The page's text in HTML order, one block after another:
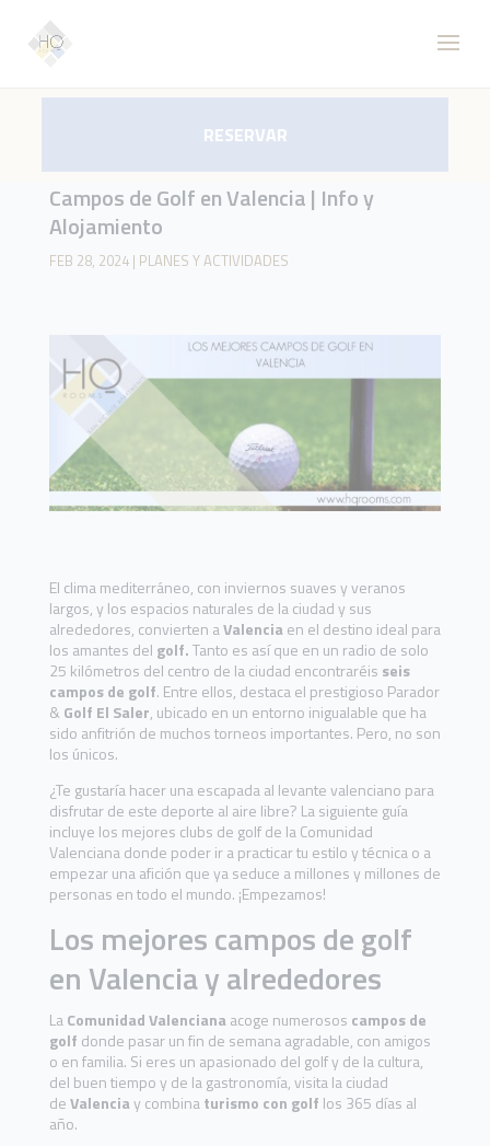
Campos de Golf en Valencia | Info y
Alojamiento
FEB 28, 2024| PLANES Y ACTIVIDADES
El clima mediterráneo, con inviernos suaves y veranos
largos, y los espacios naturales de la ciudad y sus
alrededores, convierten aValenciaen el destino ideal para
los amantes del golf.Tanto es así que en un radio de solo
25 kilómetros del centro de la ciudad encontraréis seis
campos de golf. Entre ellos, destaca el prestigioso Parador
&Golf El Saler, ubicado en un entorno inigualable que ha
sido anfitrión de muchos torneos importantes. Pero, no son
los únicos.
¿Te gustaría hacer una escapada al levante valenciano para
disfrutar de este deporte al aire libre? La siguiente guía
incluye los mejores clubs de golf de la Comunidad
Valenciana donde poder ir a practicar tu estilo y técnica o a
empezar una afición que ya seduce a millones y millones de
personas en todo el mundo. ¡Empezamos!
Los mejores campos de golf
en Valencia y alrededores
LaComunidad Valencianaacoge numerosos campos de
golf donde pasar un fin de semana agradable, con amigos
o en familia. Si eres un apasionado del golf y de la cultura,
del buen tiempo y de la gastronomía, visita la ciudad
deValenciay combinaturismo con golf los 365 días al
año.
RESERVAR